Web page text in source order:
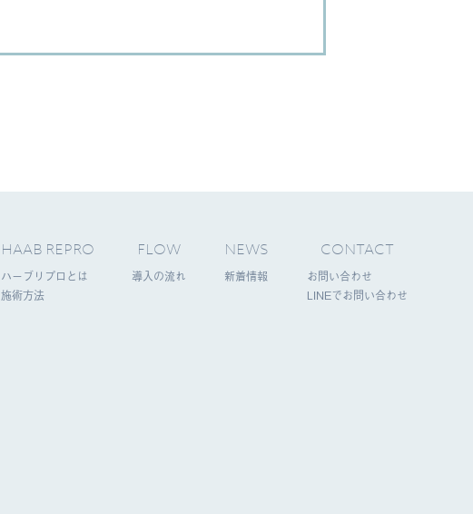
HAAB REPRO
ハーブリプロとは
施術方法
FLOW
導入の流れ
NEWS
新着情報
CONTACT
お問い合わせ
LINEでお問い合わせ